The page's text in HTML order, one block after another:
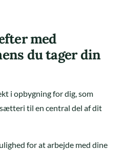
med
du tager din
i opbygning for dig, som
til en central del af dit
for at arbejde med dine